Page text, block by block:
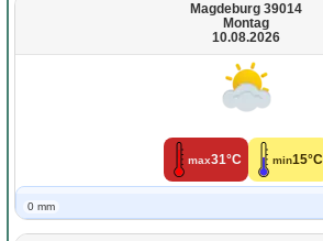
Magdeburg 39014
Montag
10.08.2026
max31°C min15°C
0 mm